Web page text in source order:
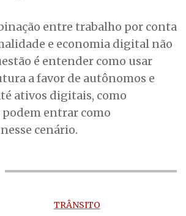
entre trabalho por conta
e economia digital não
é entender como usar
a favor de autônomos e
ativos digitais, como
entrar como
cenário.
TRÂNSITO